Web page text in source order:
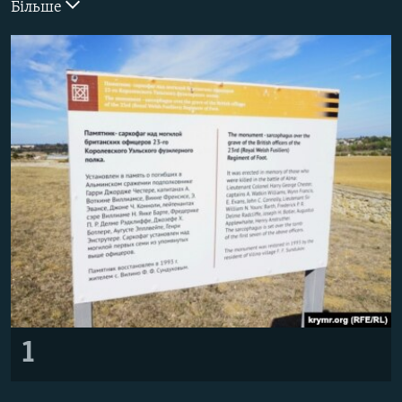
СВІДЧЕННЯ ОКУПАЦІЇ
УКРАЇНСЬКА ПРОБЛЕМА КРИМУ
ІНФОГРАФІКА
Русский
Qırımtatar
ДОЛУЧАЙСЯ!
Усі сайти RFE/RL
Більше
1